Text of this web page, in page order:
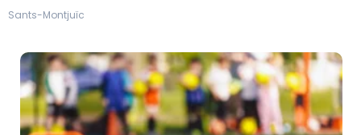
Sants-Montjuïc